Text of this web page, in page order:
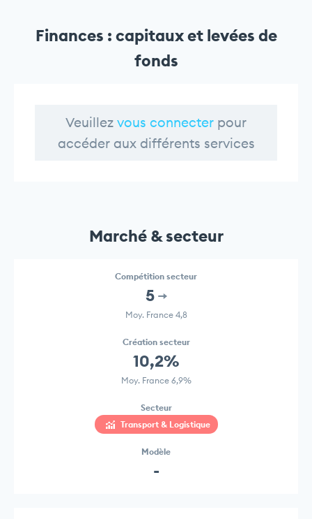
Finances : capitaux et levées de
fonds
Veuillez vous connecter pour
accéder aux différents services
Marché & secteur
Compétition secteur
5
Moy. France 4,8
Création secteur
10,2%
Moy. France 6,9%
Secteur
Transport & Logistique
Modèle
-